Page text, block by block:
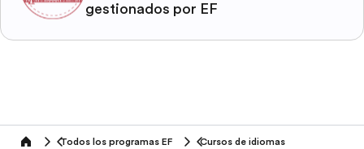
gestionados por EF
Todos los programas EF
Cursos de idiomas